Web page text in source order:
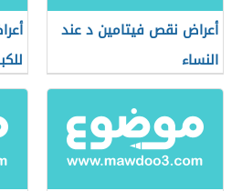
أعراض نقص فيتامين د عند
النساء